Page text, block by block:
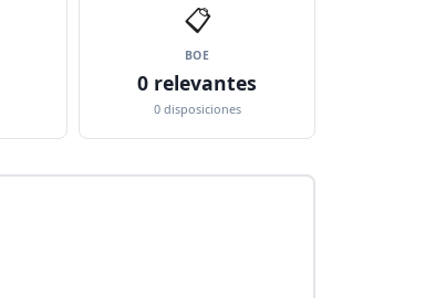
📋
BOE
0 relevantes
0 disposiciones